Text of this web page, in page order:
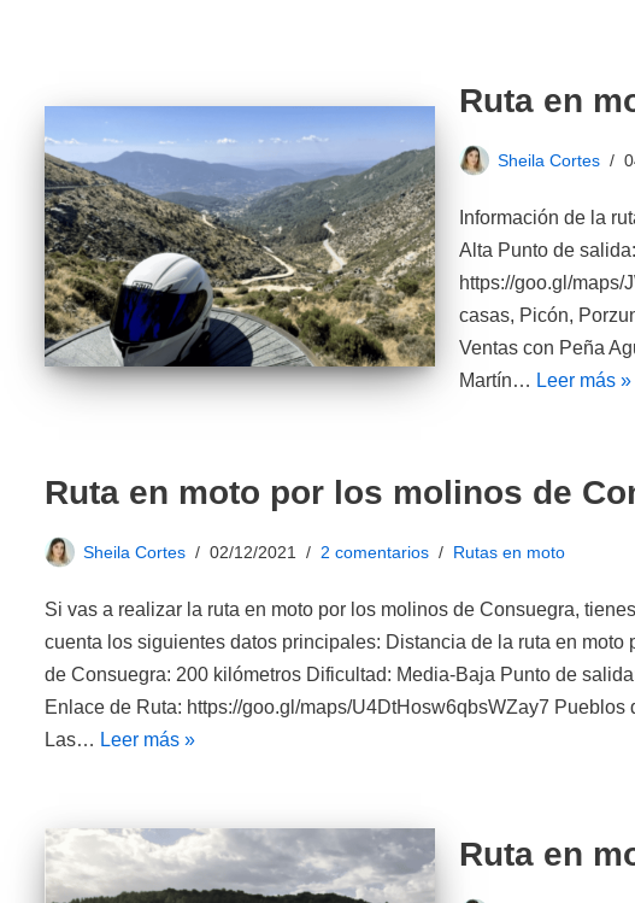
Ruta en
Sheila Cortes
Información de la
Alta Punto de
https://goo.gl/
casas, Picón,
Ventas con Peña
Martín… Leer más »
Ruta en moto por los molinos de
Sheila Cortes 02/12/2021 2 comentarios Rutas en moto
Si vas a realizar la ruta en moto por los molinos de Consuegra,
cuenta los siguientes datos principales: Distancia de la ruta en moto
de Consuegra: 200 kilómetros Dificultad: Media-Baja Punto de
Enlace de Ruta: https://goo.gl/maps/U4DtHosw6qbsWZay7 Pueblos
Las… Leer más »
Ruta en